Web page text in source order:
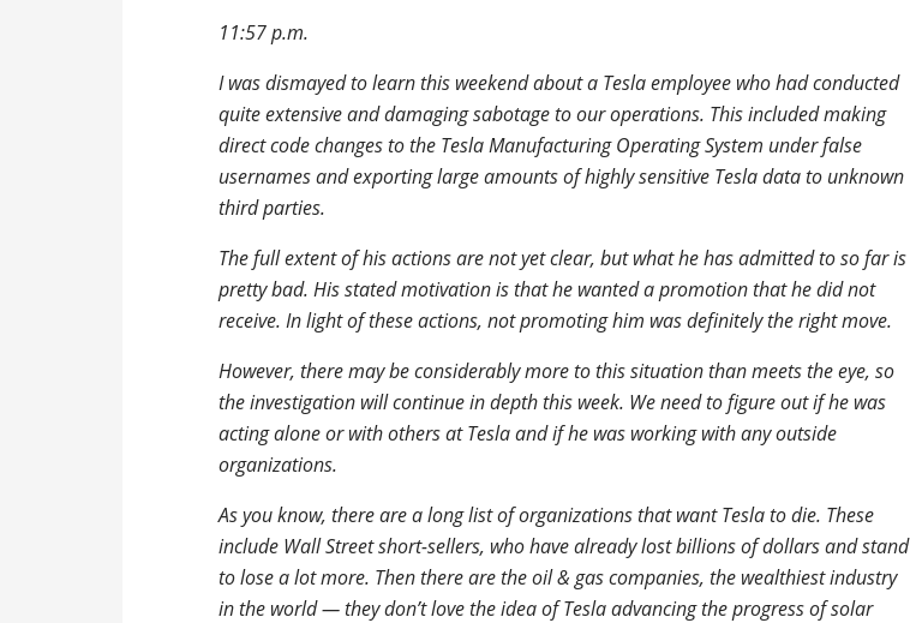
11:57 p.m.
I was dismayed to learn this weekend about a Tesla employee who had conducted
quite extensive and damaging sabotage to our operations. This included making
direct code changes to the Tesla Manufacturing Operating System under false
usernames and exporting large amounts of highly sensitive Tesla data to unknown
third parties.
The full extent of his actions are not yet clear, but what he has admitted to so far is
pretty bad. His stated motivation is that he wanted a promotion that he did not
receive. In light of these actions, not promoting him was definitely the right move.
However, there may be considerably more to this situation than meets the eye, so
the investigation will continue in depth this week. We need to figure out if he was
acting alone or with others at Tesla and if he was working with any outside
organizations.
As you know, there are a long list of organizations that want Tesla to die. These
include Wall Street short-sellers, who have already lost billions of dollars and stand
to lose a lot more. Then there are the oil & gas companies, the wealthiest industry
in the world — they don’t love the idea of Tesla advancing the progress of solar